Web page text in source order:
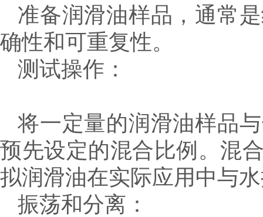
准备润滑油样品，通常
确性和可重复性。
测试操作：
将一定量的润滑油样品
预先设定的混合比例。混
拟润滑油在实际应用中与
振荡和分离：